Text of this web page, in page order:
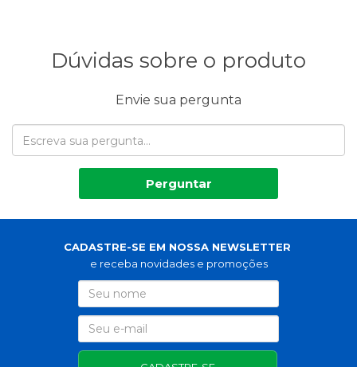
Dúvidas sobre o produto
Envie sua pergunta
Perguntar
CADASTRE-SE EM NOSSA NEWSLETTER
e receba novidades e promoções